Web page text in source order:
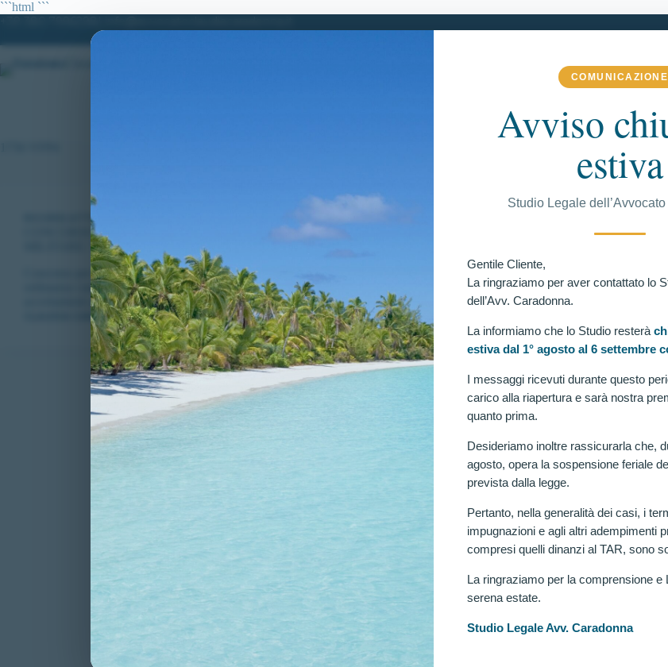
```html
COMUNICAZIONE
Avviso
estiva
Studio Legale
Gentile Cliente,
La ringraziamo per aver contattato lo
dell’Avv. Caradonna.
La informiamo che lo Studio resterà
estiva dal 1° agosto al 6 settembre
I messaggi ricevuti durante questo
carico alla riapertura e sarà nostra
quanto prima.
Desideriamo inoltre rassicurarla che,
agosto, opera la sospensione feriale
prevista dalla legge.
Pertanto, nella generalità dei casi, i
impugnazioni e agli altri adempimenti
compresi quelli dinanzi al TAR, sono
La ringraziamo per la comprensione e
serena estate.
Studio Legale Avv. Caradonna
```
contenuto
RICORSI ATTIVI
CONCORSO PER 1756 VFP4 NELL’ESERCITO, NELLA MARINA MILITARE E NELL’AERONAUTICA
MILITARE: VITTORIA AVVERSO L’INIDONEITA’ AGLI ACCERTAMENTI ATTITUDINALI.
Concorso per il reclutamento di 1756 VFP4 nell’Esercito, nella Marina Militare e nell’Aeronautica Militare. Nuova
ordinanza cautelare di accoglimento ottenuta dall’avv. Claudia Caradonna avverso il giudizio di inidoneità agli
accertamenti attitudinali.
CLAUDIA CARADONNA APRILE 22, 2020